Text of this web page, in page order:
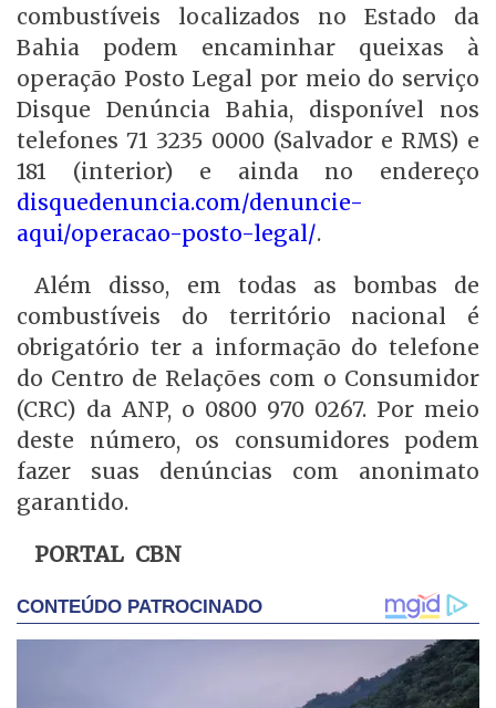
combustíveis localizados no Estado da
Bahia podem encaminhar queixas à
operação Posto Legal por meio do serviço
Disque Denúncia Bahia, disponível nos
telefones 71 3235 0000 (Salvador e RMS) e
181 (interior) e ainda no endereço
disquedenuncia.com/denuncie-
aqui/operacao-posto-legal/.
Além disso, em todas as bombas de
combustíveis do território nacional é
obrigatório ter a informação do telefone
do Centro de Relações com o Consumidor
(CRC) da ANP, o 0800 970 0267. Por meio
deste número, os consumidores podem
fazer suas denúncias com anonimato
garantido.
PORTAL CBN